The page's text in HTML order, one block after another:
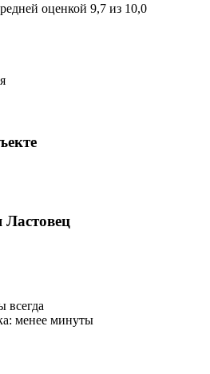
оценкой 9,7 из 10,0
всегда
менее минуты